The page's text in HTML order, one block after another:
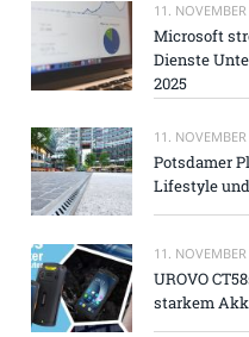
11.
Microsoft
Dienste
2025
11.
Potsdamer
Lifestyle
11.
UROVO
starkem